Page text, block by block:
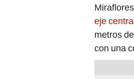
eje
metros
con una